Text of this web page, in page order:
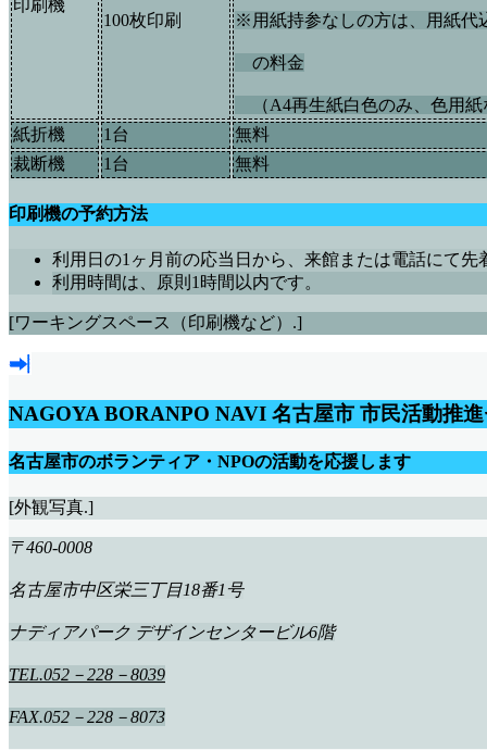
印刷機
100枚印刷 ※用紙持参なしの方は、用紙代
の料金
（A4再生紙白色のみ、色用紙
紙折機
1台
無料
裁断機
1台 無料
印刷機の予約方法
利用日の1ヶ月前の応当日から、来館または電話にて先
利用時間は、原則1時間以内です。
[ワーキングスペース（印刷機など）.]
NAGOYA BORANPO NAVI 名古屋市 市民活動推
名古屋市のボランティア・NPOの活動を応援します
[外観写真.]
〒460-0008
名古屋市中区栄三丁目18番1号
ナディアパーク デザインセンタービル6階
TEL.052－228－8039
FAX.052－228－8073